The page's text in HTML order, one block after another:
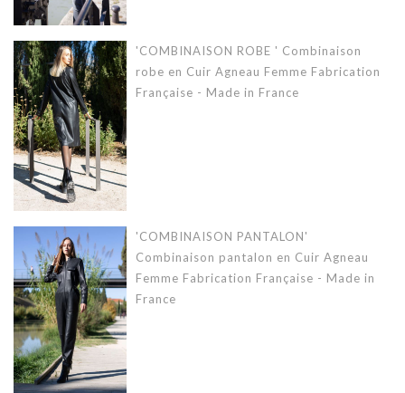
'COMBINAISON ROBE ' Combinaison
robe en Cuir Agneau Femme Fabrication
Française - Made in France
'COMBINAISON PANTALON'
Combinaison pantalon en Cuir Agneau
Femme Fabrication Française - Made in
France